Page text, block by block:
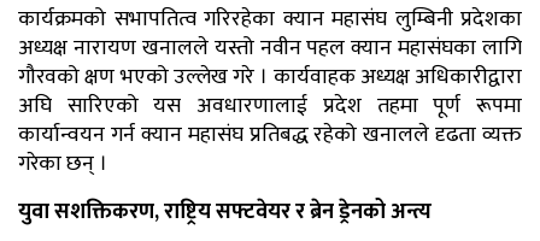
कार्यक्रमको सभापतित्व गरिरहेका क्यान महासंघ लुम्बिनी प्रदेशका
अध्यक्ष नारायण खनालले यस्तो नवीन पहल क्यान महासंघका लागि
गौरवको क्षण भएको उल्लेख गरे । कार्यवाहक अध्यक्ष अधिकारीद्वारा
अघि सारिएको यस अवधारणालाई प्रदेश तहमा पूर्ण रूपमा
कार्यान्वयन गर्न क्यान महासंघ प्रतिबद्ध रहेको खनालले दृढता व्यक्त
गरेका छन् ।
युवा सशक्तिकरण, राष्ट्रिय सफ्टवेयर र ब्रेन ड्रेनको अन्त्य